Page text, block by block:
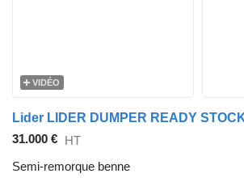
VIDÉO
31.000 € HT
Semi-remorque benne